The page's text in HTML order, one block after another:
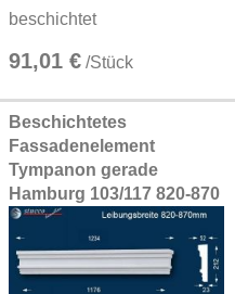
beschichtet
91,01 € /Stück
Beschichtetes
Fassadenelement
Tympanon gerade
Hamburg 103/117 820-870